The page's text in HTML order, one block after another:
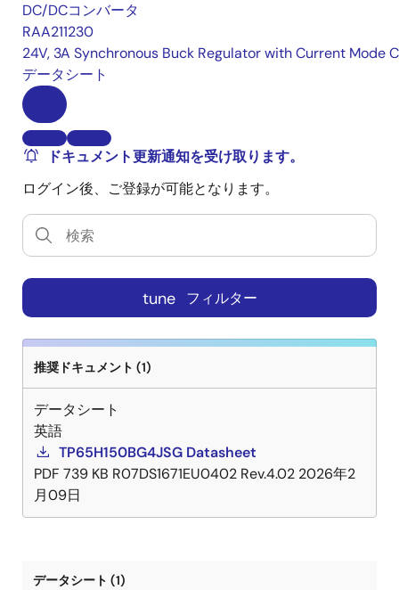
DC/DCコンバータ
RAA211230
24V, 3A Synchronous Buck Regulator with Current Mode
データシート
ドキュメント更新通知を受け取ります。
ログイン後、ご登録が可能となります。
tune フィルター
推奨ドキュメント (1)
データシート
英語
TP65H150BG4JSG Datasheet
PDF 739 KB R07DS1671EU0402 Rev.4.02 2026年2
月09日
データシート (1)